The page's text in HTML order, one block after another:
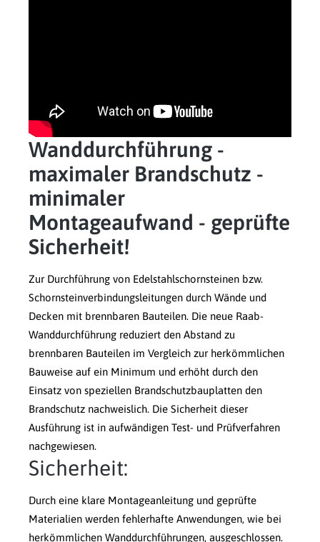
Wanddurchführung -
maximaler Brandschutz -
minimaler
Montageaufwand - geprüfte
Sicherheit!
Zur Durchführung von Edelstahlschornsteinen bzw.
Schornsteinverbindungsleitungen durch Wände und
Decken mit brennbaren Bauteilen. Die neue Raab-
Wanddurchführung reduziert den Abstand zu
brennbaren Bauteilen im Vergleich zur herkömmlichen
Bauweise auf ein Minimum und erhöht durch den
Einsatz von speziellen Brandschutzbauplatten den
Brandschutz nachweislich. Die Sicherheit dieser
Ausführung ist in aufwändigen Test- und Prüfverfahren
nachgewiesen.
Sicherheit:
Durch eine klare Montageanleitung und geprüfte
Materialien werden fehlerhafte Anwendungen, wie bei
herkömmlichen Wanddurchführungen, ausgeschlossen.